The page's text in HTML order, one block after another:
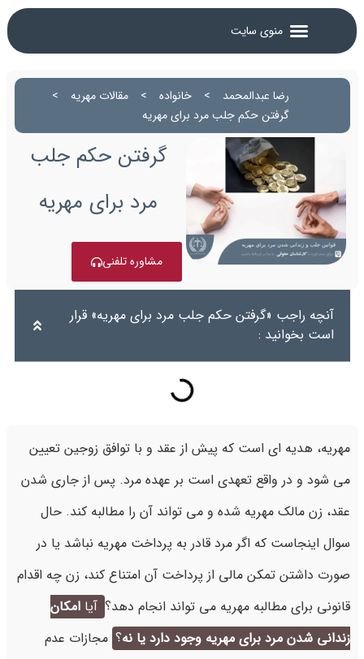
رضا عبدالمحمد > خانواده > مقالات مهریه
>
گرفتن حکم جلب مرد برای مهریه
گرفتن حکم جلب
مرد برای مهریه
مشاوره تلفنی
آنچه راجب «گرفتن حکم جلب مرد برای مهریه» قرار
است بخوانید :
مهریه، هدیه ای است که پیش از عقد و با توافق زوجین تعیین
می شود و در واقع تعهدی است بر عهده مرد. پس از جاری شدن
عقد، زن مالک مهریه شده و می تواند آن را مطالبه کند. حال
سوال اینجاست که اگر مرد قادر به پرداخت مهریه نباشد یا در
صورت داشتن تمکن مالی از پرداخت آن امتناع کند، زن چه اقدام
قانونی برای مطالبه مهریه می تواند انجام دهد؟ آیاامکان
زندانی شدن مرد برای مهریه وجود دارد یا نه؟ مجازات عدم